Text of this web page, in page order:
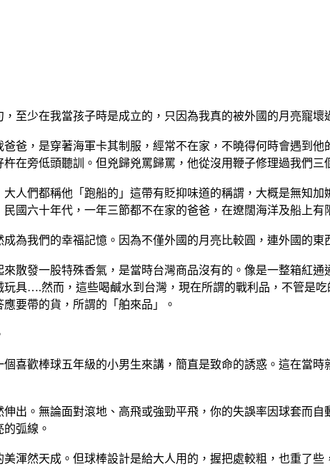
至少在我當孩子時是成立的，只因為我真的被外國的月亮寵壞
爸，是穿著海軍卡其制服，經常不在家，不曉得何時會遇到
在旁低頭聽訓。但兇歸兇罵歸罵，他從沒用鞭子修理過我們三
人們都稱他「跑船的」這帶有貶抑味道的稱謂，大概是無知
國六十年代，一年三節都不在家的爸爸，在遼闊海洋及船上有
為我們的幸福記憶。因為不僅外國的月亮比較圓，連外國的東
散發一股特殊香氣，是當時台灣商品沒有的。像是一整箱紅
具….然而，這些喝鹹水到台灣，現在所謂的戰利品，不管是
要帶的貨，所謂的「舶來品」。
喜歡棒球五年級的小男生來講，簡直是致命的誘惑。這在當
出。無論面對滾地、高飛或強勁平飛，你的失誤率因球套而
弧線。
渾然天成。但球棒設計是給大人用的，握把處較粗，也重了